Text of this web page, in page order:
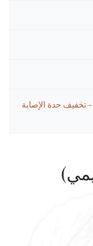
تخفيف حدة الإصابة